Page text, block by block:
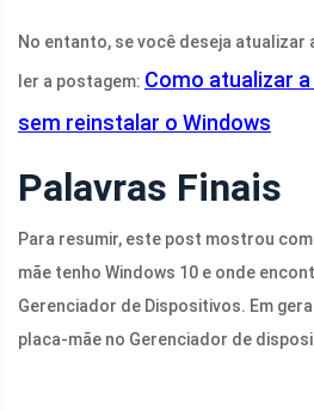
No entanto, se você deseja atualizar
ler a postagem: Como atualizar
sem reinstalar o Windows
Palavras Finais
Para resumir, este post mostrou
mãe tenho Windows 10 e onde
Gerenciador de Dispositivos. Em
placa-mãe no Gerenciador de